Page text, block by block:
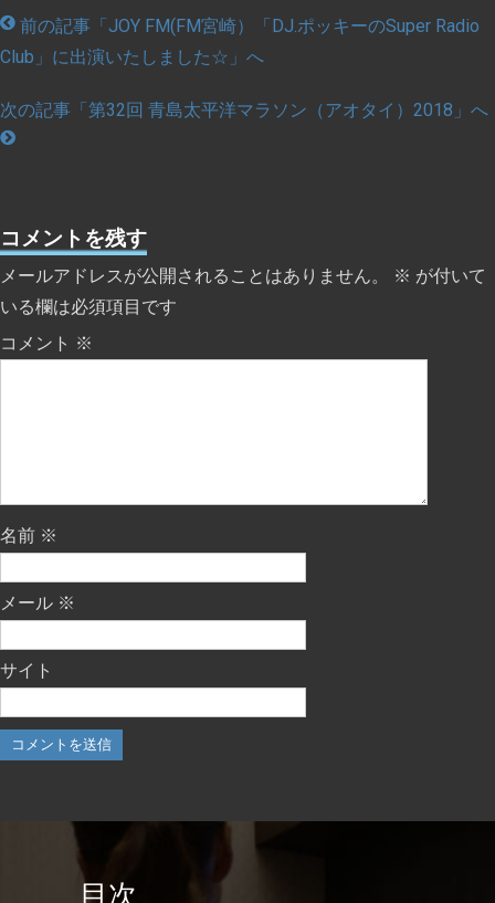
前の記事「JOY FM(FM宮崎）「DJ.ポッキーのSuper Radio
Club」に出演いたしました☆」へ
次の記事「第32回 青島太平洋マラソン（アオタイ）2018」へ
コメントを残す
メールアドレスが公開されることはありません。 ※ が付いて
いる欄は必須項目です
コメント ※
名前 ※
メール ※
サイト
目次